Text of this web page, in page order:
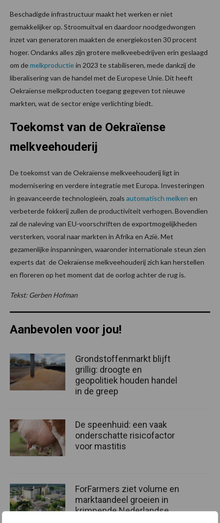
Beschadigde infrastructuur maakt het werken er niet
gemakkelijker op. Stroomuitval en daardoor noodgedwongen
inzet van generatoren maakten de energiekosten 30 procent
hoger. Ondanks alles zijn grotere melkveebedrijven erin geslaagd
om demelkproductiein 2023 te stabiliseren, mede dankzij de
liberalisering van de handel met de Europese Unie. Dit heeft
Oekraïense melkproducten toegang gegeven tot nieuwe
markten, wat de sector enige verlichting biedt.
Toekomst van de Oekraïense
melkveehouderij
De toekomst van de Oekraïense melkveehouderij ligt in
modernisering en verdere integratie met Europa. Investeringen
in geavanceerde technologieën, zoals automatisch melken en
verbeterde fokkerij zullen de productiviteit verhogen. Bovendien
zal de naleving van EU-voorschriften de exportmogelijkheden
versterken, vooral naar markten in Afrika en Azië. Met
gezamenlijke inspanningen, waaronder internationale steun zien
experts dat de Oekraïense melkveehouderij zich kan herstellen
en floreren op het moment dat de oorlog achter de rug is.
Tekst: Gerben Hofman
Aanbevolen voor jou!
Grondstoffenmarkt blijft
grillig: droogte en
geopolitiek houden handel
in de greep
De speenhuid: een vaak
onderschatte risicofactor
voor mastitis
ForFarmers ziet volume en
marktaandeel groeien in
krimpende Nederlandse